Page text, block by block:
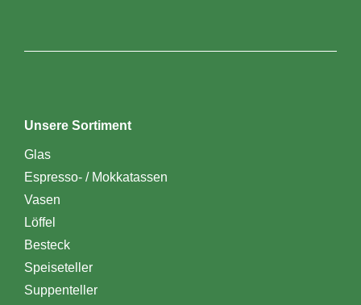
Unsere Sortiment
Glas
Espresso- / Mokkatassen
Vasen
Löffel
Besteck
Speiseteller
Suppenteller